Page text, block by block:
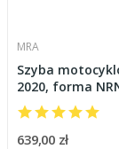
MRA
Szyba
2020, forma
639,00 zł